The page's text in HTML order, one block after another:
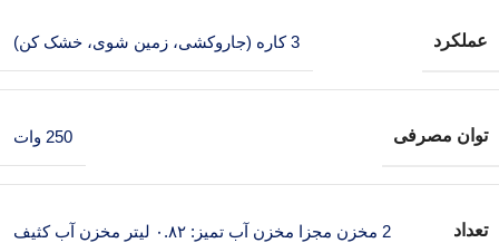
عملکرد 3 کاره (جاروکشی، زمین شوی، خشک کن)
توان مصرفی 250 وات
تعداد
2 مخزن مجزا مخزن آب تمیز: ۰.۸۲ لیتر مخزن آب کثیف